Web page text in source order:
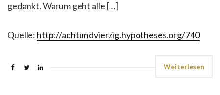
gedankt. Warum geht alle […]
Quelle: http://achtundvierzig.hypotheses.org/740
Weiterlesen